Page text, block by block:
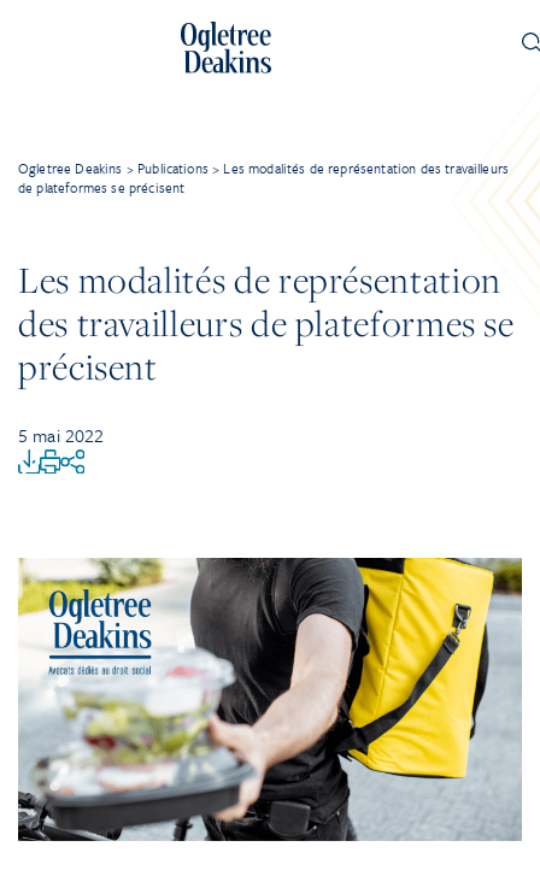
Ogletree Deakins > Publications > Les modalités de représentation des travailleurs
de plateformes se précisent
Les modalités de représentation
des travailleurs de plateformes se
précisent
5 mai 2022